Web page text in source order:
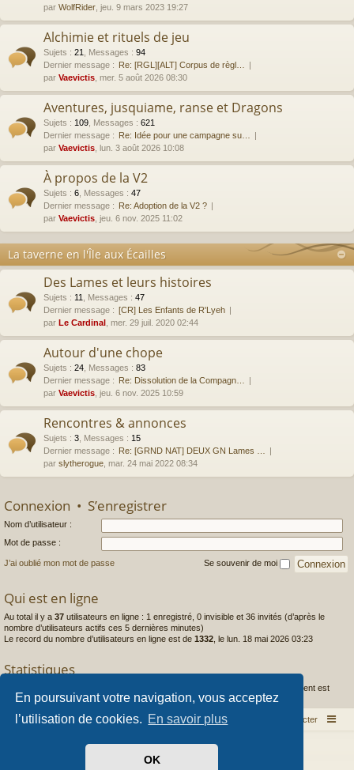
En poursuivant votre navigation, vous acceptez
l’utilisation de cookies. En savoir plus
OK
par WolfRider , jeu. 9 mars 2023 19:27
Alchimie et rituels de jeu
Sujets : 21 Messages : 94
Dernier message : Re: [RGL][ALT] Corpus de règl…
par Vaevictis , mer. 5 août 2026 08:30
Aventures, jusquiame, ranse et Dragons
Sujets : 109 Messages : 621
Dernier message : Re: Idée pour une campagne su…
par Vaevictis , lun. 3 août 2026 10:08
À propos de la V2
Sujets : 6 Messages : 47
Dernier message : Re: Adoption de la V2 ?
par Vaevictis , jeu. 6 nov. 2025 11:02
La taverne en l'Île aux Écailles
Des Lames et leurs histoires
Sujets : 11 Messages : 47
Dernier message : [CR] Les Enfants de R'Lyeh
par Le Cardinal , mer. 29 juil. 2020 02:44
Autour d'une chope
Sujets : 24 Messages : 83
Dernier message : Re: Dissolution de la Compagn…
par Vaevictis , jeu. 6 nov. 2025 10:59
Rencontres & annonces
Sujets : 3 Messages : 15
Dernier message : Re: [GRND NAT] DEUX GN Lames …
par slytherogue , mar. 24 mai 2022 08:34
Connexion • S’enregistrer
Nom d’utilisateur :
Mot de passe :
J’ai oublié mon mot de passe Se souvenir de moi
Qui est en ligne
Au total il y a 37 utilisateurs en ligne : 1 enregistré, 0 invisible et 36 invités (d’après le
nombre d’utilisateurs actifs ces 5 dernières minutes)
Le record du nombre d’utilisateurs en ligne est de 1332 , le lun. 18 mai 2026 03:23
Statistiques
membres • Le membre enregistré le plus récent est
Caldera .
Index du forum Nous contacter
Développé parphpBB® Forum Software © phpBB Limited
Arty- phpBB 3.3 par MrGaby